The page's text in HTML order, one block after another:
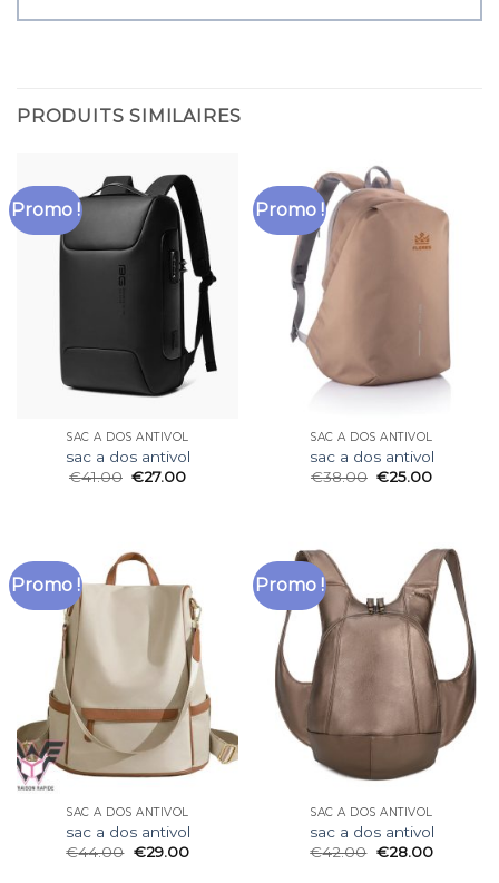
PRODUITS SIMILAIRES
Promo !
SAC A DOS ANTIVOL
sac a dos antivol
€41.00 €27.00
Promo !
SAC A DOS ANTIVOL
sac a dos antivol
€38.00 €25.00
Promo !
SAC A DOS ANTIVOL
sac a dos antivol
€44.00 €29.00
Promo !
SAC A DOS ANTIVOL
sac a dos antivol
€42.00 €28.00